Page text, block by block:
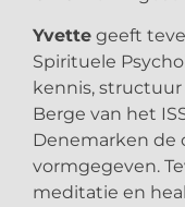
Yvette geeft
Spirituele
kennis,
Berge van het
Denemarken de
vormgegeven.
meditatie en